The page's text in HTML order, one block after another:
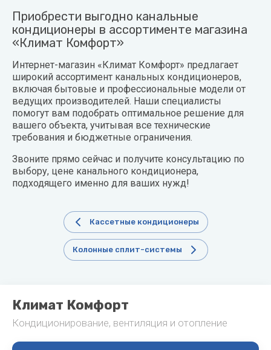
Приобрести выгодно канальные
кондиционеры в ассортименте магазина
«Климат Комфорт»
Интернет-магазин «Климат Комфорт» предлагает
широкий ассортимент канальных кондиционеров,
включая бытовые и профессиональные модели от
ведущих производителей. Наши специалисты
помогут вам подобрать оптимальное решение для
вашего объекта, учитывая все технические
требования и бюджетные ограничения.
Звоните прямо сейчас и получите консультацию по
выбору, цене канального кондиционера,
подходящего именно для ваших нужд!
Кассетные кондиционеры
Колонные сплит-системы
Климат Комфорт
Кондиционирование, вентиляция и отопление